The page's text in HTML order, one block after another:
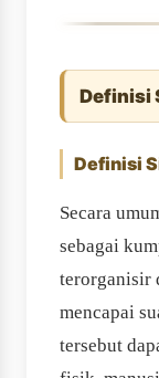
Definisi
Definisi
Secara
sebagai
terorganisir
mencapai
tersebut